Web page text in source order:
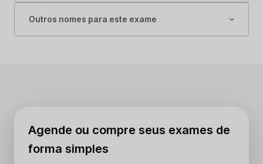
Outros nomes para este exame
Agende ou compre seus exames de
forma simples